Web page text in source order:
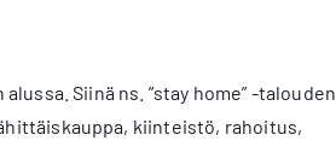
Siinä ns. ”stay home” -talouden
kiinteistö, rahoitus,